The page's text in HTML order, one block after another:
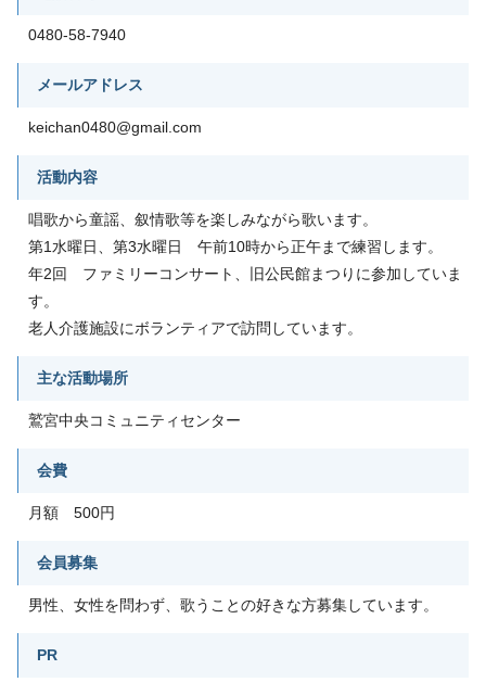
0480-58-7940
メールアドレス
keichan0480@gmail.com
活動内容
唱歌から童謡、叙情歌等を楽しみながら歌います。
第1水曜日、第3水曜日 午前10時から正午まで練習します。
年2回 ファミリーコンサート、旧公民館まつりに参加していま
す。
老人介護施設にボランティアで訪問しています。
主な活動場所
鷲宮中央コミュニティセンター
会費
月額 500円
会員募集
男性、女性を問わず、歌うことの好きな方募集しています。
PR